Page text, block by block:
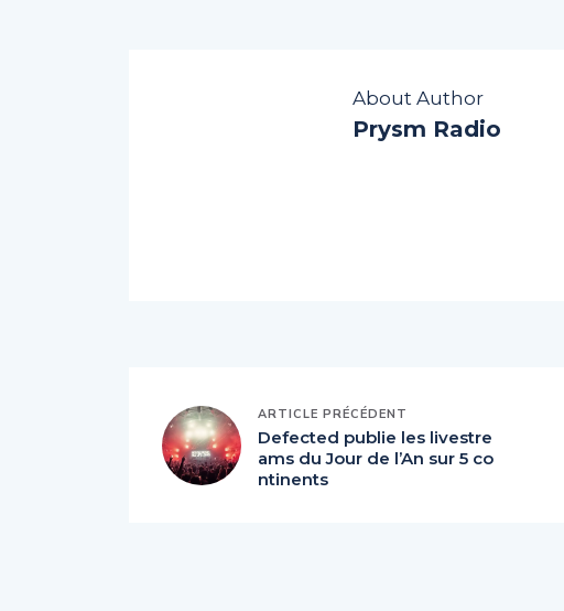
About Author
Prysm Radio
ARTICLE PRÉCÉDENT
Defected publie les livestre
ams du Jour de l’An sur 5 co
ntinents